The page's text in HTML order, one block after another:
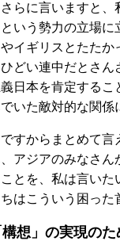
らに言いますと、
いう勢力の立場に
やイギリスとたた
どい連中だとさん
日本を肯定する
いた敵対的な関係
すからまとめて言
、アジアのみなさ
ことを、私は言い
はこういう困った
構想」の実現の